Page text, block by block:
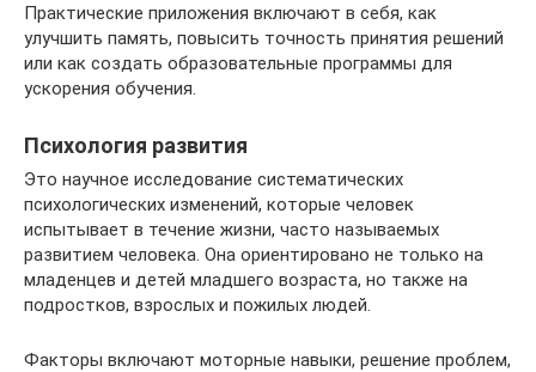
Практические приложения включают в себя, как
улучшить память, повысить точность принятия решений
или как создать образовательные программы для
ускорения обучения.
Психология развития
Это научное исследование систематических
психологических изменений, которые человек
испытывает в течение жизни, часто называемых
развитием человека. Она ориентировано не только на
младенцев и детей младшего возраста, но также на
подростков, взрослых и пожилых людей.
Факторы включают моторные навыки, решение проблем,